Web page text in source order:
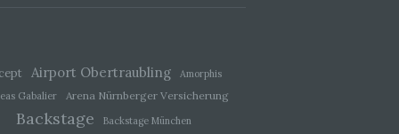
Airport Obertraubling
Amorphis
Gabalier
Arena Nürnberger Versicherung
Backstage Backstage München